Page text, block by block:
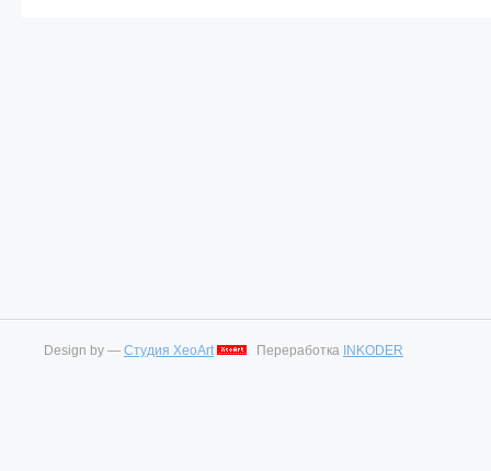
Design by — Студия XeoArt Переработка INKODER